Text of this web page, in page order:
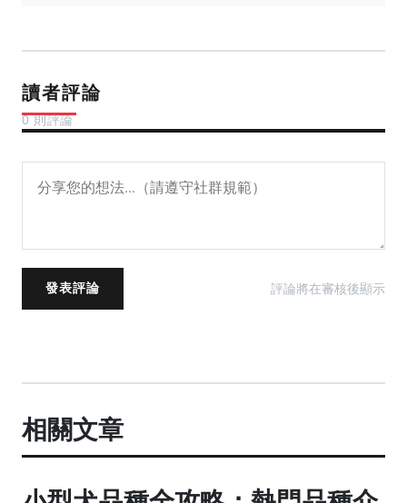
讀者評論
0 則評論
發表評論 評論將在審核後顯示
相關文章